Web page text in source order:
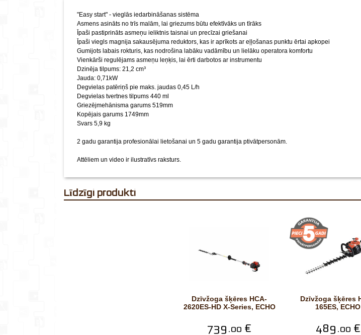
"Easy start" - vieglās iedarbināšanas sistēma
Asmens asināts no trīs malām, lai griezums būtu efektīvāks un tīrāks
Īpaši pastiprināts asmeņu ieliktnis taisnai un precīzai griešanai
Īpaši viegls magnija sakausējuma reduktors, kas ir aprīkots ar eļļošanas punktu ērtai apkopei
Gumijots labais rokturis, kas nodrošina labāku vadāmību un lielāku operatora komfortu
Vienkārši regulējams asmeņu leņķis, lai ērti darbotos ar instrumentu
Dzinēja tilpums: 21,2 cm³
Jauda: 0,71kW
Degvielas patēriņš pie maks. jaudas 0,45 L/h
Degvielas tvertnes tilpums 440 ml
Griezējmehānisma garums 519mm
Kopējais garums 1749mm
Svars 5,9 kg
2 gadu garantija profesionālai lietošanai un 5 gadu garantija ptivātpersonām.
Attēliem un video ir ilustratīvs raksturs.
Līdzīgi produkti
Dzīvžoga šķēres HCA-
2620ES-HD X-Series, ECHO
739.00 €
Dzīvžoga šķēres HCR-
165ES, ECHO
489.00 €